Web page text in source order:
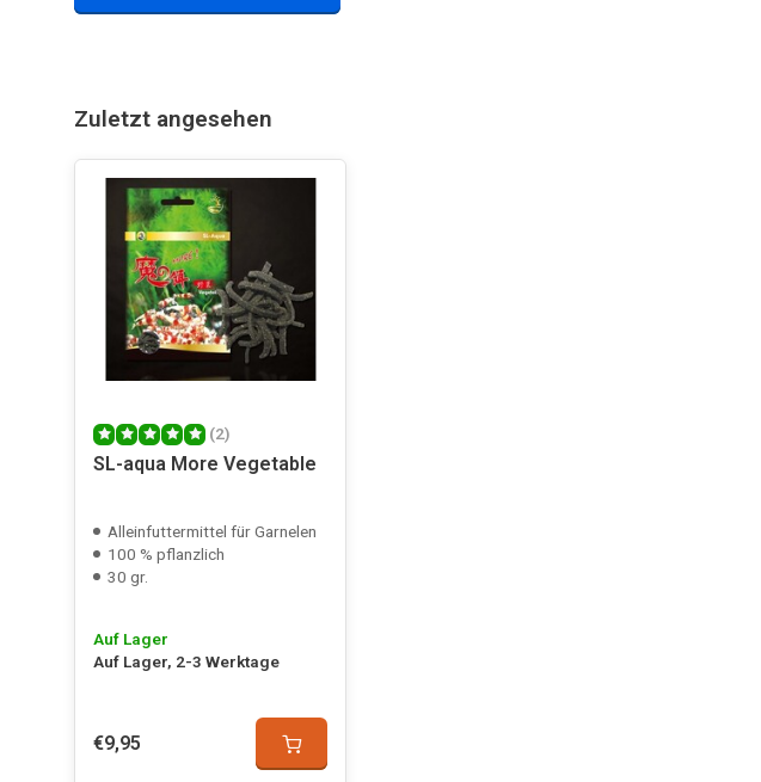
Zuletzt angesehen
(2)
SL-aqua More Vegetable
Alleinfuttermittel für Garnelen
100 % pflanzlich
30 gr.
Auf Lager
Auf Lager, 2-3 Werktage
€9,95